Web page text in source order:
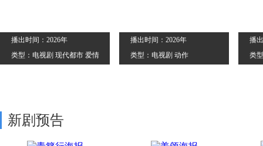
播出时间：2026年
类型：电视剧 现代都市 爱情
播出时间：2026年
类型：电视剧 动作
播
类
新剧预告